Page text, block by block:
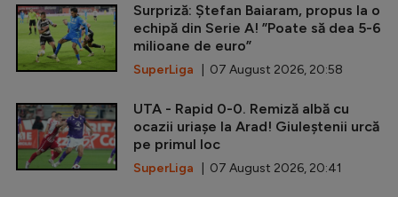
Surpriză: Ștefan Baiaram, propus la o
echipă din Serie A! ”Poate să dea 5-6
milioane de euro”
SuperLiga | 07 August 2026, 20:58
UTA - Rapid 0-0. Remiză albă cu
ocazii uriașe la Arad! Giuleștenii urcă
pe primul loc
SuperLiga | 07 August 2026, 20:41